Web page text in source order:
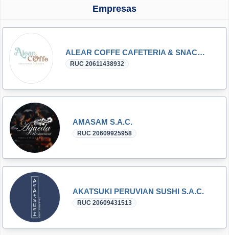
Empresas
ALEAR COFFE CAFETERIA & SNACK E.I.R.L.
RUC 20611438932
AMASAM S.A.C.
RUC 20609925958
AKATSUKI PERUVIAN SUSHI S.A.C.
RUC 20609431513